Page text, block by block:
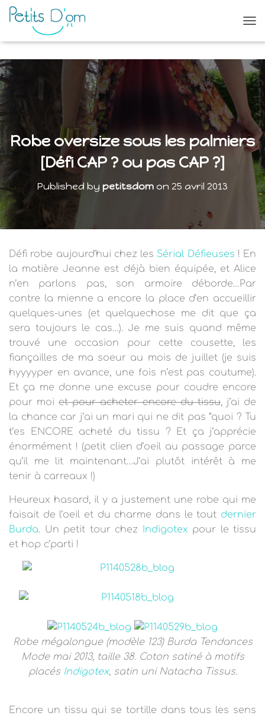
U
R
I
R
F
E
R
M
E
R
A
T
O
N
Robe oversize sous les palmiers
[Défi CAP ? ou pas CAP ?]
Published by petitsdom on 25 avril 2013
Défi robe aujourd’hui chez les Sérial Défieuses ! En
la matière Jeanne est déjà bien équipée, et Alice
n’en parlons pas, son armoire déborde…Par
contre la mienne a encore la place d’en accueillir
quelques-unes (et quelquechose me dit que ça
sera toujours le cas…). Je me suis quand même
trouvé une occasion pour cette cousette, les
fiançailles de ma soeur au mois de juillet (je suis
hyyyyper en avance, une fois n’est pas coutume).
Et ça me donne une excuse pour coudre encore
pour moiet pour acheter encore du tissu, j’ai de
la chance car j’ai un mari qui ne dit pas “quoi ? Tu
t’es ENCORE acheté du tissu ? Et ça j’apprécie
énormément ! (petit clien d’oeil au passage parce
qu’il me lit maintenant…J’ai plutôt intérêt à me
tenir à carreaux !)
Heureux hasard, il y a justement une robe qui me
faisait de l’oeil et du charme dans le tout dernier
Burda. Un petit tour chez Indigotex pour le tissu
et hop c’parti !
Robe mégalongue (modèle 123) Burda Tendances
Mode mai 2013, taille 38. Coton satiné à motifs
placés Indigotex, satin uni Natacha Tissus.
Encore un tissu qui se tortille dans tous les sens